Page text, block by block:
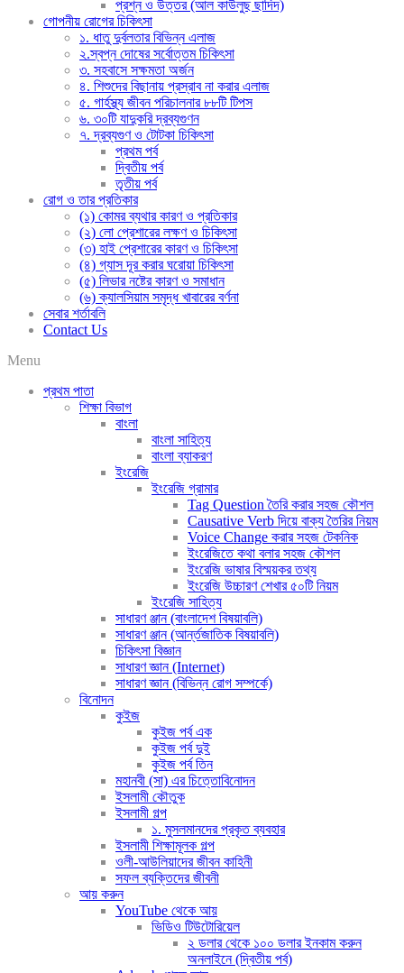
প্রশ্ন ও উত্তর (আল কাউলুছ ছাদিদ)
গোপনীয় রোগের চিকিৎসা
১. ধাতু দুর্বলতার বিভিন্ন এলাজ
২.স্বপ্ন দোষের সর্বোত্তম চিকিৎসা
৩. সহবাসে সক্ষমতা অর্জন
৪. শিশুদের বিছানায় প্রস্রাব না করার এলাজ
৫. গার্হস্থ্য জীবন পরিচালনার ৮৮টি টিপস
৬. ৩০টি যাদুকরি দ্রব্যগুণন
৭. দ্রব্যগুণ ও টোটকা চিকিৎসা
প্রথম পর্ব
দ্বিতীয় পর্ব
তৃতীয় পর্ব
রোগ ও তার প্রতিকার
(১) কোমর ব্যথার কারণ ও প্রতিকার
(২) লো প্রেশারের লক্ষণ ও চিকিৎসা
(৩) হাই প্রেশারের কারণ ও চিকিৎসা
(৪) গ্যাস দূর করার ঘরোয়া চিকিৎসা
(৫) লিভার নষ্টের কারণ ও সমাধান
(৬) ক্যালসিয়াম সমৃদ্ধ খাবারের বর্ণনা
সেবার শর্তাবলি
Contact Us
Menu
প্রথম পাতা
শিক্ষা বিভাগ
বাংলা
বাংলা সাহিত্য
বাংলা ব্যাকরণ
ইংরেজি
ইংরেজি গ্রামার
Tag Question তৈরি করার সহজ কৌশল
Causative Verb দিয়ে বাক্য তৈরির নিয়ম
Voice Change করার সহজ টেকনিক
ইংরেজিতে কথা বলার সহজ কৌশল
ইংরেজি ভাষার বিস্ময়কর তথ্য
ইংরেজি উচ্চারণ শেখার ৫০টি নিয়ম
ইংরেজি সাহিত্য
সাধারণ ঞ্জান (বাংলাদেশ বিষয়াবলি)
সাধারণ ঞ্জান (আর্ন্তজাতিক বিষয়াবলি)
চিকিৎসা বিজ্ঞান
সাধারণ জ্ঞান (Internet)
সাধারণ জ্ঞান (বিভিন্ন রোগ সম্পর্কে)
বিনোদন
কুইজ
কুইজ পর্ব এক
কুইজ পর্ব দুই
কুইজ পর্ব তিন
মহানবী (সা) এর চিত্তোবিনোদন
ইসলামী কৌতুক
ইসলামী গল্প
১. মুসলমানদের প্রকৃত ব্যবহার
ইসলামী শিক্ষামূলক গল্প
ওলী-আউলিয়াদের জীবন কাহিনী
সফল ব্যক্তিদের জীবনী
আয় করুন
YouTube থেকে আয়
ভিডিও টিউটোরিয়েল
২ ডলার থেকে ১০০ ডলার ইনকাম করুন
অনলাইনে (দ্বিতীয় পর্ব)